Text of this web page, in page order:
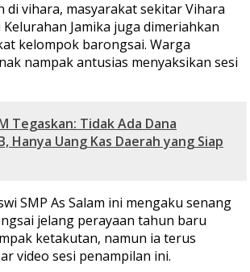
di vihara, masyarakat sekitar Vihara
Kelurahan Jamika juga dimeriahkan
kelompok barongsai. Warga
nampak antusias menyaksikan sesi
Tegaskan: Tidak Ada Dana
Hanya Uang Kas Daerah yang Siap
SMP As Salam ini mengaku senang
jelang perayaan tahun baru
ketakutan, namun ia terus
video sesi penampilan ini.